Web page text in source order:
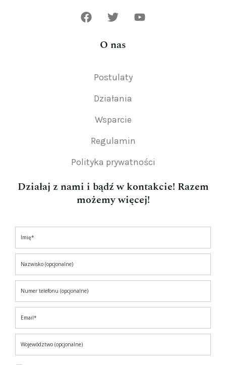
O nas
Postulaty
Działania
Wsparcie
Regulamin
Polityka prywatności
Działaj z nami i bądź w kontakcie! Razem
możemy więcej!